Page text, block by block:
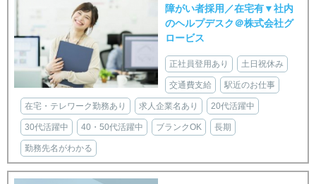
障がい者採用／在宅有▼社内
のヘルプデスク＠株式会社グ
ロービス
正社員登用あり 土日祝休み
交通費支給 駅近のお仕事
在宅・テレワーク勤務あり 求人企業名あり 20代活躍中
30代活躍中 40・50代活躍中 ブランクOK 長期
勤務先名がわかる